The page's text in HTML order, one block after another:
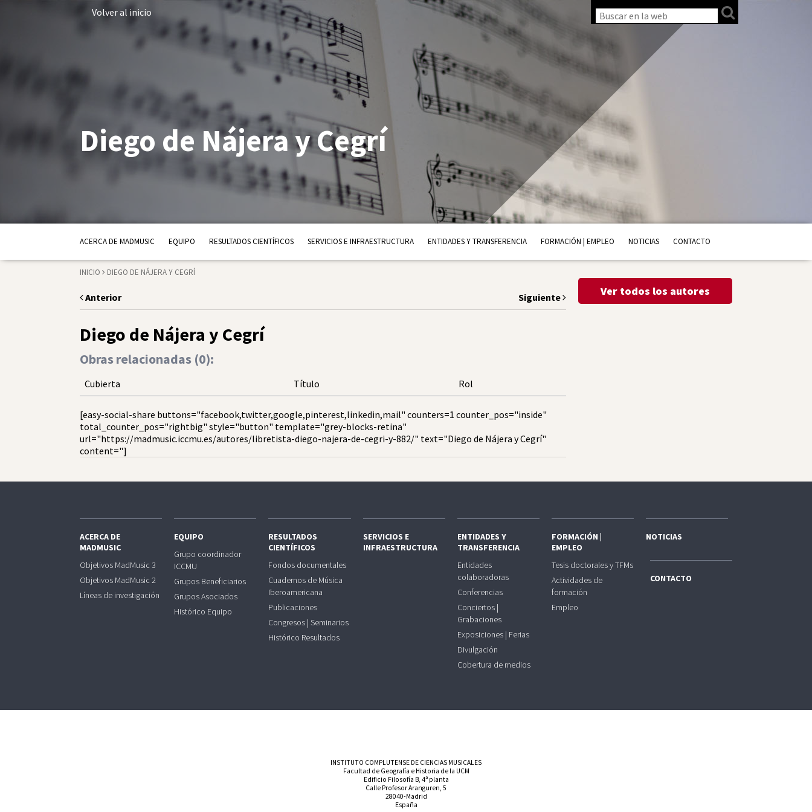
Volver al inicio
Diego de Nájera y Cegrí
ACERCA DE MADMUSIC EQUIPO RESULTADOS CIENTÍFICOS SERVICIOS E INFRAESTRUCTURA ENTIDADES Y TRANSFERENCIA FORMACIÓN | EMPLEO NOTICIAS CONTACTO
INICIO DIEGO DE NÁJERA Y CEGRÍ
Anterior Siguiente
Diego de Nájera y Cegrí
Obras relacionadas (0):
Cubierta Título Rol
[easy-social-share buttons="facebook,twitter,google,pinterest,linkedin,mail" counters=1 counter_pos="inside"
total_counter_pos="rightbig" style="button" template="grey-blocks-retina"
url="https://madmusic.iccmu.es/autores/libretista-diego-najera-de-cegri-y-882/" text="Diego de Nájera y Cegrí"
content="]
Ver todos los autores
ACERCA DE
MADMUSIC
Objetivos MadMusic 3
Objetivos MadMusic 2
Líneas de investigación
EQUIPO
Grupo coordinador
ICCMU
Grupos Beneficiarios
Grupos Asociados
Histórico Equipo
RESULTADOS
CIENTÍFICOS
Fondos documentales
Cuadernos de Música
Iberoamericana
Publicaciones
Congresos | Seminarios
Histórico Resultados
SERVICIOS E
INFRAESTRUCTURA
ENTIDADES Y
TRANSFERENCIA
Entidades
colaboradoras
Conferencias
Conciertos |
Grabaciones
Exposiciones | Ferias
Divulgación
Cobertura de medios
FORMACIÓN |
EMPLEO
Tesis doctorales y TFMs
Actividades de
formación
Empleo
NOTICIAS
CONTACTO
INSTITUTO COMPLUTENSE DE CIENCIAS MUSICALES
Facultad de Geografía e Historia de la UCM
Edificio Filosofía B, 4ª planta
Calle Profesor Aranguren, 5
28040-Madrid
España